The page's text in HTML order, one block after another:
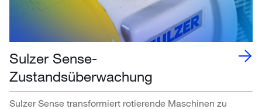
Sulzer Sense-
Zustandsüberwachung
Sulzer Sense transformiert rotierende Maschinen zu